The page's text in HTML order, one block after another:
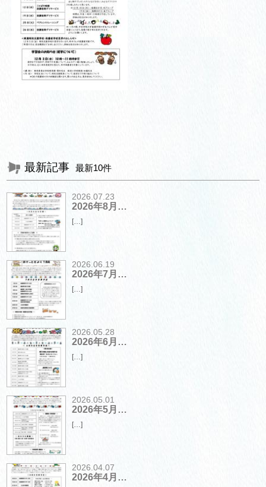
最新記事 最新10件
2026.07.23
2026年8月…
[…]
2026.06.19
2026年7月…
[…]
2026.05.28
2026年6月…
[…]
2026.05.01
2026年5月…
[…]
2026.04.07
2026年4月…